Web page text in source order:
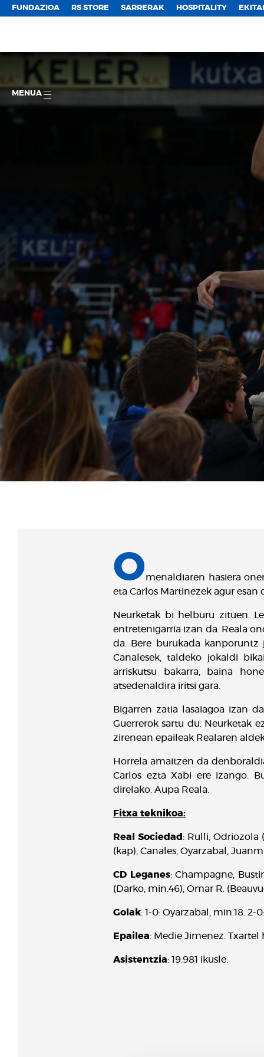
FUNDAZIOA RS STORE SARRERAK HOSPITALITY
MENUA
Omenaldiaren hasiera
eta Carlos Martinezek agur
Neurketak bi helburu zituen.
entretenigarria izan da. Reala
da. Bere burukada kanporuntz
Canalesek, taldeko jokaldi
arriskutsu bakarra, baina
atsedenaldira iritsi gara.
Bigarren zatia lasaiagoa izan
Guerrerok sartu du. Neurketak
zirenean epaileak Realaren
Horrela amaitzen da
Carlos ezta Xabi ere izango.
direlako. Aupa Reala.
Fitxa teknikoa:
Real Sociedad : Rulli, Odriozola
(kap), Canales, Oyarzabal,
CD Leganes: Champagne,
(Darko, min.46), Omar R.
Golak: 1-0: Oyarzabal, min.18. 2-
Epailea: Medie Jimenez.
Asistentzia: 19.981 ikusle.